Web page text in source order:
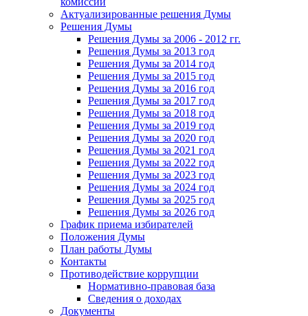
Актуализированные решения Думы
Решения Думы
Решения Думы за 2006 - 2012 гг.
Решения Думы за 2013 год
Решения Думы за 2014 год
Решения Думы за 2015 год
Решения Думы за 2016 год
Решения Думы за 2017 год
Решения Думы за 2018 год
Решения Думы за 2019 год
Решения Думы за 2020 год
Решения Думы за 2021 год
Решения Думы за 2022 год
Решения Думы за 2023 год
Решения Думы за 2024 год
Решения Думы за 2025 год
Решения Думы за 2026 год
График приема избирателей
Положения Думы
План работы Думы
Контакты
Противодействие коррупции
Нормативно-правовая база
Сведения о доходах
Документы